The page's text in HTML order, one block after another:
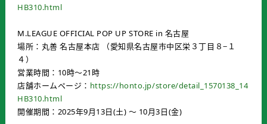
HB310.html
M.LEAGUE OFFICIAL POP UP STORE in 名古屋
場所：丸善 名古屋本店 （愛知県名古屋市中区栄３丁目８−１
４）
営業時間：10時～21時
店舗ホームページ： https://honto.jp/store/detail_1570138_14
HB310.html
開催期間：2025年9月13日(土) ～ 10月3日(金)